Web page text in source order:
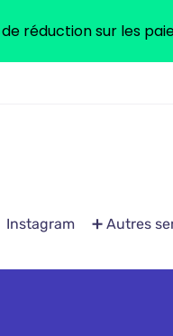
Instagram ➕ Autres
de réduction sur les